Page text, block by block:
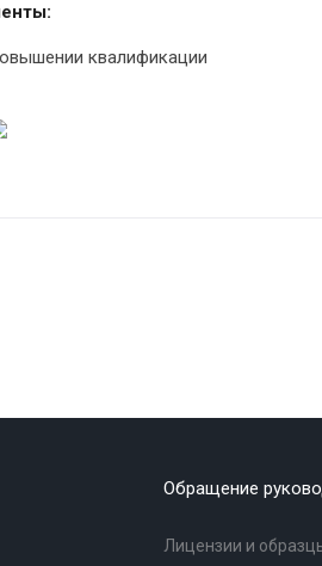
квалификации
Обращение
Лицензии и